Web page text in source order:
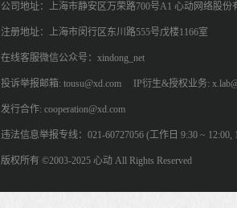
公司地址：上海市静安区万荣路700号A1 心动网络股份
注册地址：上海市闵行区东川路555号戊楼1166室
在线客服微信公众号：xindong_net
投诉举报邮箱: tousu@xd.com IP衍生&授权业务:
发行合作: cooperation@xd.com
违法信息举报专线：021-60727056 (工作日 9:30 ~ 12:00,
版权所有 ©2003-2025 心动 All Rights Reserved